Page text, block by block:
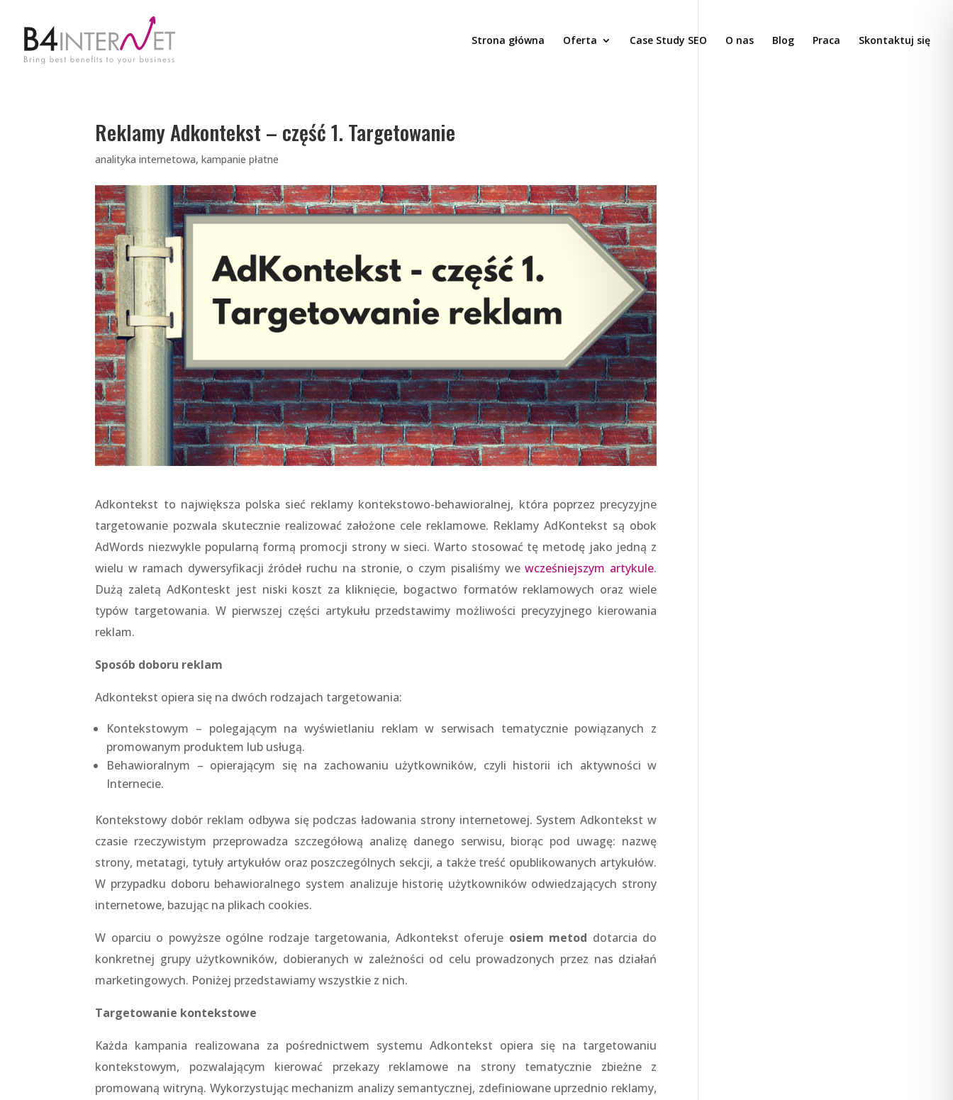
Strona główna Oferta Case Study SEO O nas Blog Praca Skontaktuj się
Reklamy Adkontekst – część 1. Targetowanie
analityka internetowa,kampanie płatne
Adkontekst to największa polska sieć reklamy kontekstowo-behawioralnej, która poprzez precyzyjne
targetowanie pozwala skutecznie realizować założone cele reklamowe. Reklamy AdKontekst są obok
AdWords niezwykle popularną formą promocji strony w sieci. Warto stosować tę metodę jako jedną z
wielu w ramach dywersyfikacji źródeł ruchu na stronie, o czym pisaliśmy wewcześniejszym artykule.
Dużą zaletą AdKonteskt jest niski koszt za kliknięcie, bogactwo formatów reklamowych oraz wiele
typów targetowania. W pierwszej części artykułu przedstawimy możliwości precyzyjnego kierowania
reklam.
Sposób doboru reklam
Adkontekst opiera się na dwóch rodzajach targetowania:
Kontekstowym – polegającym na wyświetlaniu reklam w serwisach tematycznie powiązanych z
promowanym produktem lub usługą.
Behawioralnym – opierającym się na zachowaniu użytkowników, czyli historii ich aktywności w
Internecie.
Kontekstowy dobór reklam odbywa się podczas ładowania strony internetowej. System Adkontekst w
czasie rzeczywistym przeprowadza szczegółową analizę danego serwisu, biorąc pod uwagę: nazwę
strony, metatagi, tytuły artykułów oraz poszczególnych sekcji, a także treść opublikowanych artykułów.
W przypadku doboru behawioralnego system analizuje historię użytkowników odwiedzających strony
internetowe, bazując na plikach cookies.
W oparciu o powyższe ogólne rodzaje targetowania, Adkontekst oferuje osiem metod dotarcia do
konkretnej grupy użytkowników, dobieranych w zależności od celu prowadzonych przez nas działań
marketingowych. Poniżej przedstawiamy wszystkie z nich.
Targetowanie kontekstowe
Każda kampania realizowana za pośrednictwem systemu Adkontekst opiera się na targetowaniu
kontekstowym, pozwalającym kierować przekazy reklamowe na strony tematycznie zbieżne z
promowaną witryną. Wykorzystując mechanizm analizy semantycznej, zdefiniowane uprzednio reklamy,